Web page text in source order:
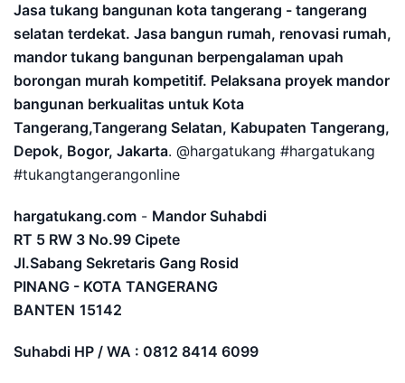
Jasa tukang bangunan kota tangerang - tangerang
selatan terdekat. Jasa bangun rumah, renovasi rumah,
mandor tukang bangunan berpengalaman upah
borongan murah kompetitif. Pelaksana proyek mandor
bangunan berkualitas untuk Kota
Tangerang,Tangerang Selatan, Kabupaten Tangerang,
Depok, Bogor, Jakarta. @hargatukang #hargatukang
#tukangtangerangonline
hargatukang.com - Mandor Suhabdi
RT 5 RW 3 No.99 Cipete
Jl.Sabang Sekretaris Gang Rosid
PINANG - KOTA TANGERANG
BANTEN 15142
Suhabdi HP / WA : 0812 8414 6099